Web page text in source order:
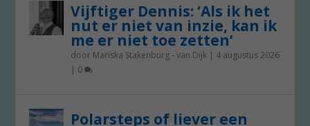
Vijftiger Dennis: ‘Als ik het
nut er niet van inzie, kan ik
me er niet toe zetten’
door Mariska Stakenburg - van Dijk | 4 augustus 2026
| 0
Polarsteps of liever een